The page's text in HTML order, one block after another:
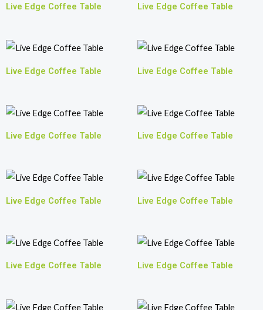
Live Edge Coffee Table Live Edge Coffee Table
Live Edge Coffee Table Live Edge Coffee Table
Live Edge Coffee Table Live Edge Coffee Table
Live Edge Coffee Table Live Edge Coffee Table
Live Edge Coffee Table Live Edge Coffee Table